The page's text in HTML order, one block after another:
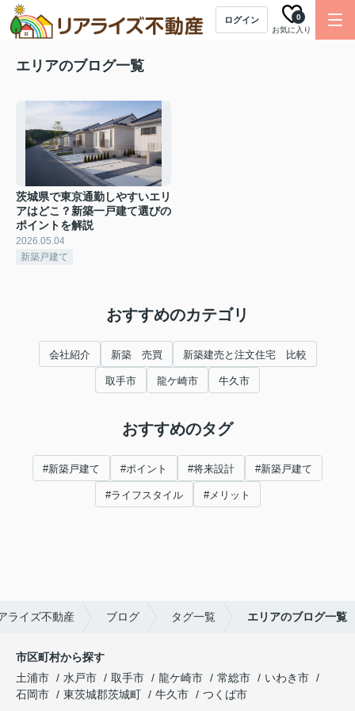
ログイン
お気に入り
0
エリアのブログ一覧
茨城県で東京通勤しやすいエリ
アはどこ？新築一戸建て選びの
ポイントを解説
2026.05.04
新築戸建て
おすすめのカテゴリ
会社紹介 新築 売買 新築建売と注文住宅 比較
取手市 龍ケ崎市 牛久市
おすすめのタグ
#新築戸建て #ポイント #将来設計 #新築戸建て
#ライフスタイル #メリット
ライズ不動産 ブログ タグ一覧 エリアのブログ一覧
市区町村から探す
土浦市
水戸市 取手市 龍ケ崎市 常総市
いわき市
石岡市
東茨城郡茨城町 牛久市
つくば市